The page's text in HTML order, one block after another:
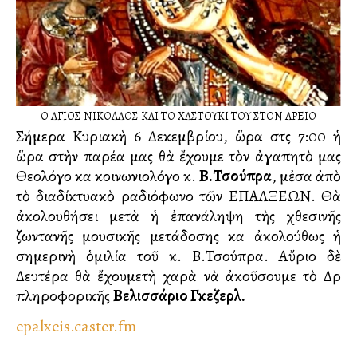
Ο ΑΓΙΟΣ ΝΙΚΟΛΑΟΣ ΚΑΙ ΤΟ ΧΑΣΤΟΥΚΙ ΤΟΥ ΣΤΟΝ ΑΡΕΙΟ
Σήμερα Κυριακὴ 6 Δεκεμβρίου, ὥρα στὶς 7:00 ἡ
ὥρα στὴν παρέα μας θὰ ἔχουμε τὸν ἀγαπητὸ μας
Θεολόγο καὶ κοινωνιολόγο κ. Β.Τσούπρα, μἐσα ἀπὸ
τὸ διαδίκτυακὸ ραδιόφωνο τῶν ΕΠΑΛΞΕΩΝ. Θὰ
ἀκολουθήσει μετὰ ἡ ἐπανάληψη τὴς χθεσινῆς
ζωντανῆς μουσικῆς μετάδοσης καὶ ἀκολούθως ἡ
σημερινὴ ὁμιλία τοῦ κ. Β.Τσούπρα. Αὔριο δὲ
Δευτέρα θὰ ἔχουμετὴ χαρὰ νὰ ἀκοῦσουμε τὸ Δρ
πληροφορικῆςΒελισσάριο Γκεζερλῆ.
epalxeis.caster.fm